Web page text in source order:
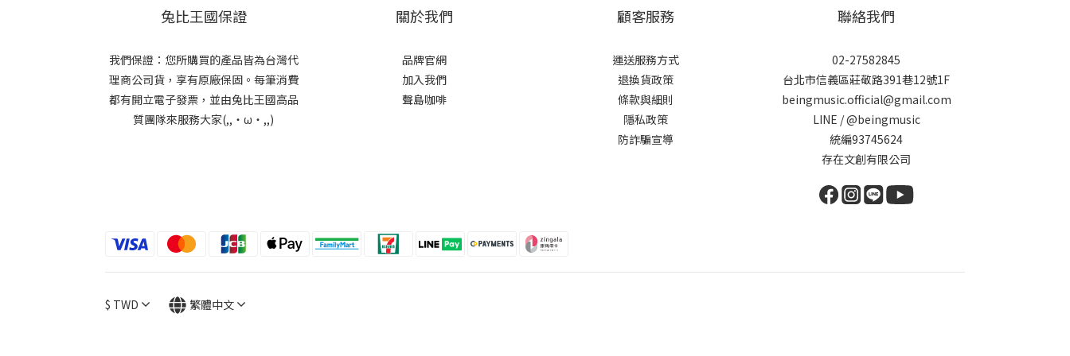
兔比王國保證
我們保證：您所購買的產品皆為台灣代
理商公司貨，享有原廠保固。每筆消費
都有開立電子發票，並由兔比王國高品
質團隊來服務大家(,,・ω・,,)
關於我們
品牌官網
加入我們
聲島咖啡
顧客服務
運送服務方式
退換貨政策
條款與細則
隱私政策
防詐騙宣導
聯絡我們
02-27582845
台北市信義區莊敬路391巷12號1F
beingmusic.official@gmail.com
LINE / @beingmusic
統編93745624
存在文創有限公司
$ TWD 繁體中文